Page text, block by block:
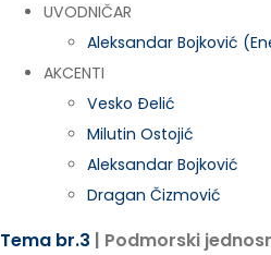
UVODNIČAR
Aleksandar Bojković
AKCENTI
Vesko Ðelić
Milutin Ostojić
Aleksandar Bojković
Dragan Čizmović
Tema br.3 | Podmorski